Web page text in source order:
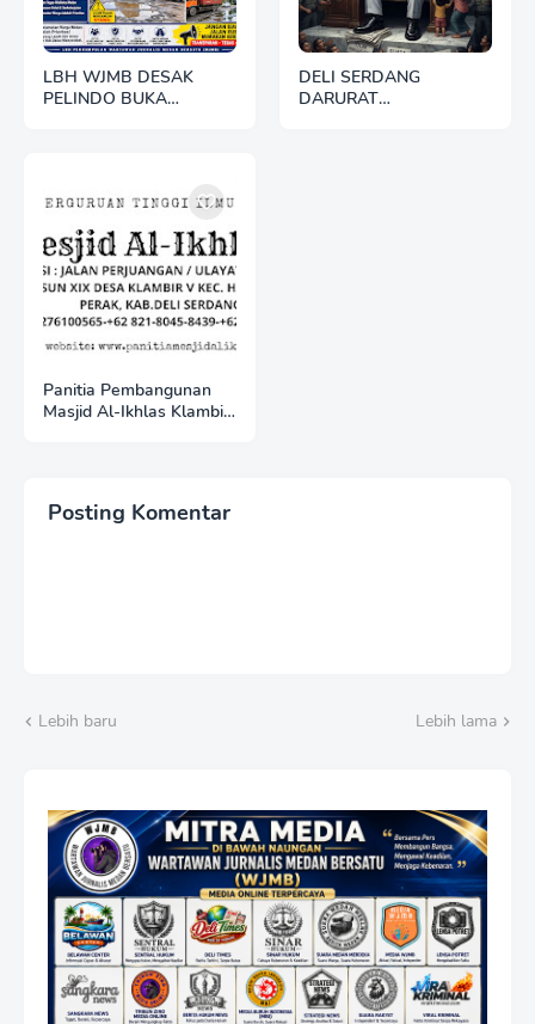
LBH WJMB DESAK
PELINDO BUKA
BELAWAN
DELI SERDANG
DARURAT
Panitia Pembangunan
Masjid Al-Ikhlas Klambir
Posting Komentar
Lebih baru Lebih lama